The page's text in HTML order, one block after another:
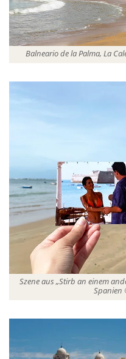
Balneario de la Palma, La
Szene aus „Stirb an einem
Spanien